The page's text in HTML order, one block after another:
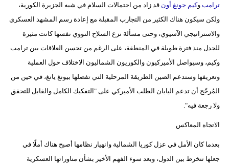
وتكنولوجيا
مدوَّنات
أبراج
فيديو
ترامب وكيم جونغ أون قد زاد من احتمالات السلام في شبه الجزيرة الكورية،
ولكن سيكون هناك الكثير من التجارب المقبلة مع إعادة رسم المشهد العسكري
والاستراتيجي الآسيوي، وحتى مسألة نزع السلاح النووي نفسها كانت مثيرة
للجدل منذ فترة طويلة في المنطقة، على الرغم من تحسن العلاقات بين ترامب
وكيم، وسيواصل الأميركيون والكوريون الشماليون الاختلاف حول العملية
وتعريفها وستدعم الصين الطريقة المرحلية التي تفضلها بيونغ يانغ، في حين من
المُرجّح أن تدعم اليابان الطلب الأميركي على "التفكيك الكامل والقابل للتحقق
ولا رجعة فيه".
الاتجاه المعاكس
بعدما كان الأمل في عزل كوريا الشمالية وانهيار نظامها أصبح هناك أملًا في
جعلها تنخرط بين الدول، وبعد سوء الفهم الأخير بشأن مناوراتها العسكرية